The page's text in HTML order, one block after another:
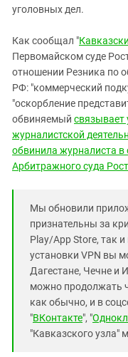
уголовных дел.
Как сообщал "
Первомайском суде
отношении Резника по
РФ: "коммерческий
"оскорбление
обвиняемый связывает
журналистской
обвинила журналиста в
Арбитражного суда
Мы обновили
признательны за
Play/App Store, так
установки VPN вы
Дагестане, Чечне и
можно продолжать
как обычно, и в
"ВКонтакте", "
"Кавказского узла"